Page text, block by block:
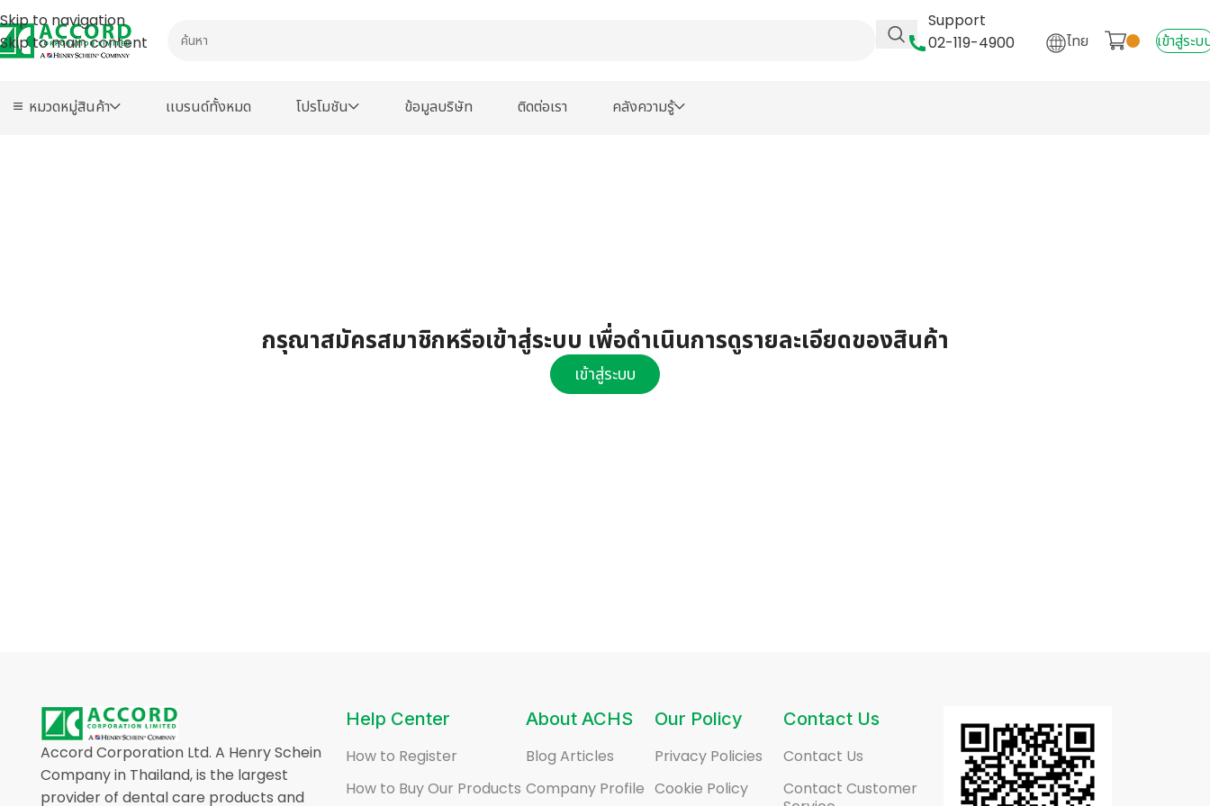
Skip to navigation
Skip to main content
Support
02-119-4900
ไทย เข้าสู่ระบ
หมวดหมู่สินค้า เเบรนด์ทั้งหมด โปรโมชัน ข้อมูลบริษัท ติดต่อเรา คลังความรู้
กรุณาสมัครสมาชิกหรือเข้าสู่ระบบ เพื่อดำเนินการดูรายละเอียดของสินค้า
เข้าสู่ระบบ
Accord Corporation Ltd. A Henry Schein
Company in Thailand, is the largest
provider of dental care products and
Help Center
How to Register
How to Buy Our Products
About ACHS
Blog Articles
Company Profile
Our Policy
Privacy Policies
Cookie Policy
Contact Us
Contact Us
Contact Customer